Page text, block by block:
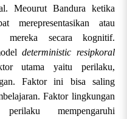
Meourut Bandura ketika
merepresentasikan atau
mereka secara kognitif.
deterministic resipkoral
utama yaitu perilaku,
Faktor ini bisa saling
Faktor lingkungan
mempengaruhi